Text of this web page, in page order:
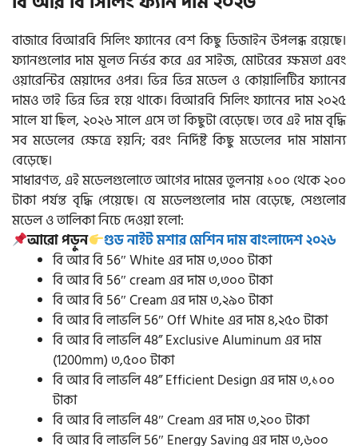
বাজারে বিআরবি সিলিং ফ্যানের বেশ কিছু ডিজাইন উপলব্ধ রয়েছে।
ফ্যানগুলোর দাম মূলত নির্ভর করে এর সাইজ, মোটরের ক্ষমতা এবং
ওয়ারেন্টির মেয়াদের ওপর। ভিন্ন ভিন্ন মডেল ও কোয়ালিটির ফ্যানের
দামও তাই ভিন্ন ভিন্ন হয়ে থাকে। বিআরবি সিলিং ফ্যানের দাম ২০২৫
সালে যা ছিল, ২০২৬ সালে এসে তা কিছুটা বেড়েছে। তবে এই দাম বৃদ্ধি
সব মডেলের ক্ষেত্রে হয়নি; বরং নির্দিষ্ট কিছু মডেলের দাম সামান্য
বেড়েছে।
সাধারণত, এই মডেলগুলোতে আগের দামের তুলনায় ১০০ থেকে ২০০
টাকা পর্যন্ত বৃদ্ধি পেয়েছে। যে মডেলগুলোর দাম বেড়েছে, সেগুলোর
মডেল ও তালিকা নিচে দেওয়া হলো:
আরো পড়ুন
গুড নাইট মশার মেশিন দাম বাংলাদেশ ২০২৬
বি আর বি 56″ White এর দাম ৩,৩০০ টাকা
বি আর বি 56″ cream এর দাম ৩,৩০০ টাকা
বি আর বি 56″ Cream এর দাম ৩,২৯০ টাকা
বি আর বি লাভলি 56″ Off White এর দাম ৪,২৫০ টাকা
বি আর বি লাভলি 48” Exclusive Aluminum এর দাম
(1200mm) ৩,৫০০ টাকা
বি আর বি লাভলি 48” Efficient Design এর দাম ৩,১০০
টাকা
বি আর বি লাভলি 48″ Cream এর দাম ৩,২০০ টাকা
বি আর বি লাভলি 56″ Energy Saving এর দাম ৩,৬০০